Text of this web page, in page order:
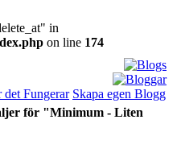
in
on line 174
det Fungerar Skapa egen Blogg
för "Minimum - Liten